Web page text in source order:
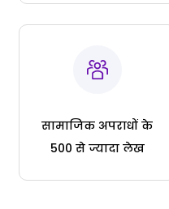
सामाजिक अपराधों के
500 से ज्यादा लेख